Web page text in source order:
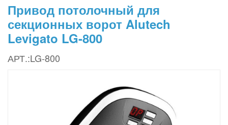
Привод потолочный для
секционных ворот Alutech
Levigato LG-800
АРТ.:LG-800